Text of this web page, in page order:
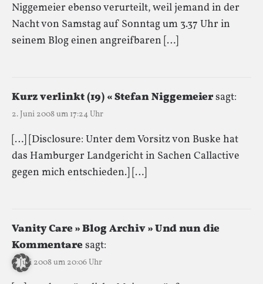
Niggemeier ebenso verurteilt, weil jemand in der
Nacht von Samstag auf Sonntag um 3.37 Uhr in
seinem Blog einen angreifbaren […]
Kurz verlinkt (19) « Stefan Niggemeiersagt:
2. Juni 2008 um 17:24 Uhr
[…] [Disclosure: Unter dem Vorsitz von Buske hat
das Hamburger Landgericht in Sachen Callactive
gegen mich entschieden.] […]
Vanity Care » Blog Archiv » Und nun die
Kommentaresagt:
6. Juli 2008 um 20:06 Uhr